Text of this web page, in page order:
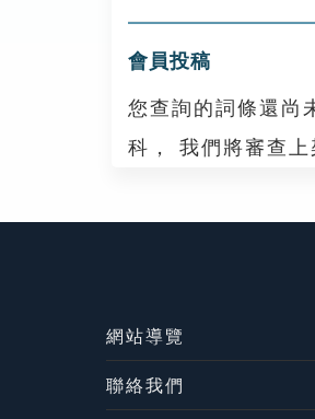
會員投稿
您查詢的詞條還尚
科， 我們將審查上
網站導覽
聯絡我們